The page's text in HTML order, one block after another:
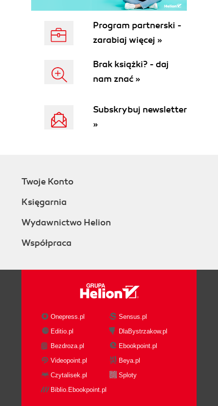
Program partnerski -
zarabiaj więcej »
Brak książki? - daj
nam znać »
Subskrybuj newsletter
»
Twoje Konto
Księgarnia
Wydawnictwo Helion
Współpraca
Onepress.pl
Sensus.pl
Editio.pl
DlaBystrzakow.pl
Bezdroza.pl
Ebookpoint.pl
Videopoint.pl
Beya.pl
Czytalisek.pl
Sploty
Biblio.Ebookpoint.pl